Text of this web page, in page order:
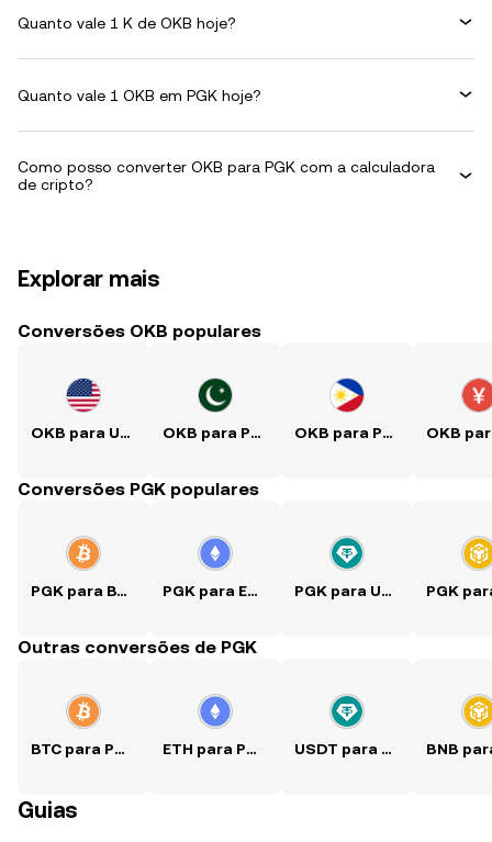
Quanto vale 1 K de OKB hoje?
Quanto vale 1 OKB em PGK hoje?
Como posso converter OKB para PGK com a calculadora
de cripto?
Explorar mais
Conversões OKB populares
OKB para USD OKB para PKR OKB para PHP
Conversões PGK populares
PGK para BTC PGK para ETH PGK para USDT
Outras conversões de PGK
BTC para PGK ETH para PGK USDT para PGK
Guias